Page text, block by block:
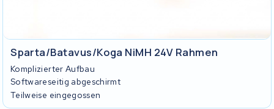
Sparta/Batavus/Koga NiMH 24V Rahmen
Komplizierter Aufbau
Softwareseitig abgeschirmt
Teilweise eingegossen